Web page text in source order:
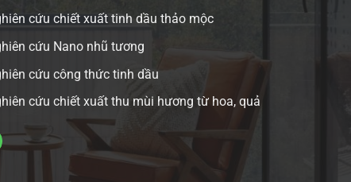
cứu chiết xuất tinh dầu thảo mộc
cứu Nano nhũ tương
cứu công thức tinh dầu
cứu chiết xuất thu mùi hương từ hoa, quả